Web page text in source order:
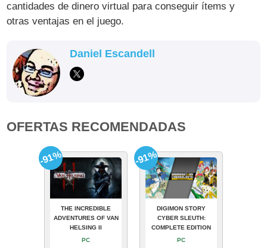
cantidades de dinero virtual para conseguir ítems y
otras ventajas en el juego.
Daniel Escandell
OFERTAS RECOMENDADAS
THE INCREDIBLE
ADVENTURES OF VAN
HELSING II
PC
-91%
DIGIMON STORY
CYBER SLEUTH:
COMPLETE EDITION
PC
-91%